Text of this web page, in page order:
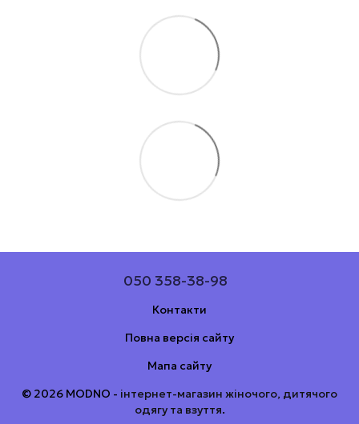
050 358-38-98
Контакти
Повна версія сайту
Мапа сайту
© 2026 MODNO - інтернет-магазин жіночого, дитячого
одягу та взуття.